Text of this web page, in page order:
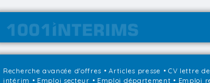
Recherche avancée d'offres •Articles presse • CV lettre
intérim • Emploi secteur • Emploi département • Emploi